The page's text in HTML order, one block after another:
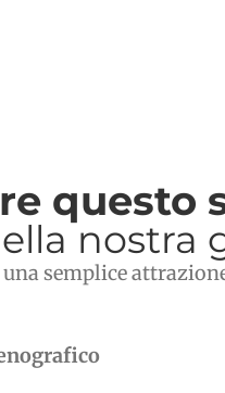
questo
nostra
semplice